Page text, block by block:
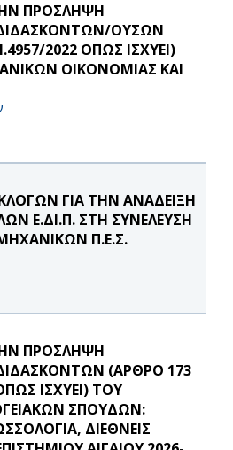
ΠΡΟΣΛΗΨΗ
ΟΥΣΩΝ
2022 ΟΠΩΣ ΙΣΧΥΕΙ)
ΟΙΚΟΝΟΜΙΑΣ ΚΑΙ
ΓΙΑ ΤΗΝ ΑΝΑΔΕΙΞΗ
Ε.ΔΙ.Π. ΣΤΗ ΣΥΝΕΛΕΥΣΗ
Π.Ε.Σ.
ΠΡΟΣΛΗΨΗ
(ΑΡΘΡΟ 173
ΙΣΧΥΕΙ) ΤΟΥ
ΣΠΟΥΔΩΝ:
ΔΙΕΘΝΕΙΣ